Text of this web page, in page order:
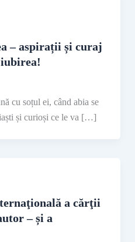
– aspirații și curaj
cu soțul ei, când abia se
și curioși ce le va […]
a cărţii
– și a